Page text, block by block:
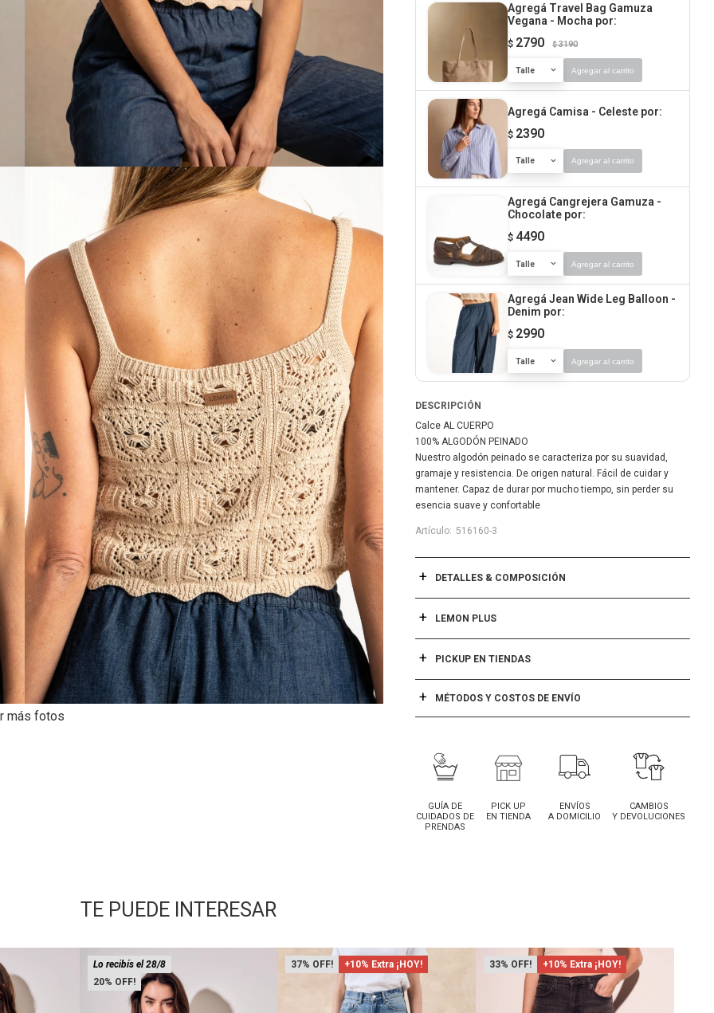
más fotos
Agregá Travel Bag Gamuza
Vegana - Mocha por:
$ 2790 $ 3190
Talle Agregar al carrito
Agregá Camisa - Celeste por:
$ 2390
Talle Agregar al carrito
Agregá Cangrejera Gamuza -
Chocolate por:
$ 4490
Talle Agregar al carrito
Agregá Jean Wide Leg Balloon -
Denim por:
$ 2990
Talle Agregar al carrito
DESCRIPCIÓN
Calce AL CUERPO
100% ALGODÓN PEINADO
Nuestro algodón peinado se caracteriza por su suavidad,
gramaje y resistencia. De origen natural. Fácil de cuidar y
mantener. Capaz de durar por mucho tiempo, sin perder su
esencia suave y confortable
516160-3
DETALLES & COMPOSICIÓN
LEMON PLUS
PICKUP EN TIENDAS
MÉTODOS Y COSTOS DE ENVÍO
GUÍA DE
CUIDADOS DE
PRENDAS
PICK UP
EN TIENDA
ENVÍOS
A DOMICILIO
CAMBIOS
Y DEVOLUCIONES
TE PUEDE INTERESAR
20
Lo recibís el 28/8 37 +10% Extra ¡HOY! 33 +10% Extra ¡HOY!